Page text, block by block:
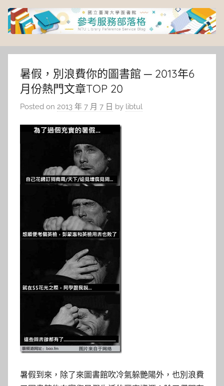
Skip
content
臺
灣
大
學
圖
參
落
格
暑假，別浪費你的圖書館 ─ 2013年6
月份熱門文章TOP 20
Posted on 2013 年 7 月 7 日 by libtul
暑假到來，除了來圖書館吹冷氣躲艷陽外，也別浪費